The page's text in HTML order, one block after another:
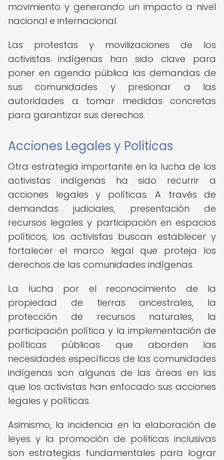
movimiento y generando un impacto a nivel
nacional e internacional.
Las protestas y movilizaciones de los
activistas indígenas han sido clave para
poner en agenda pública las demandas de
sus comunidades y presionar a las
autoridades a tomar medidas concretas
para garantizar sus derechos.
Acciones Legales y Políticas
Otra estrategia importante en la lucha de los
activistas indígenas ha sido recurrir a
acciones legales y políticas. A través de
demandas judiciales, presentación de
recursos legales y participación en espacios
políticos, los activistas buscan establecer y
fortalecer el marco legal que proteja los
derechos de las comunidades indígenas.
La lucha por el reconocimiento de la
propiedad de tierras ancestrales, la
protección de recursos naturales, la
participación política y la implementación de
políticas públicas que aborden las
necesidades específicas de las comunidades
indígenas son algunas de las áreas en las
que los activistas han enfocado sus acciones
legales y políticas.
Asimismo, la incidencia en la elaboración de
leyes y la promoción de políticas inclusivas
son estrategias fundamentales para lograr